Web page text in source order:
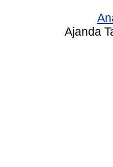
Ajanda